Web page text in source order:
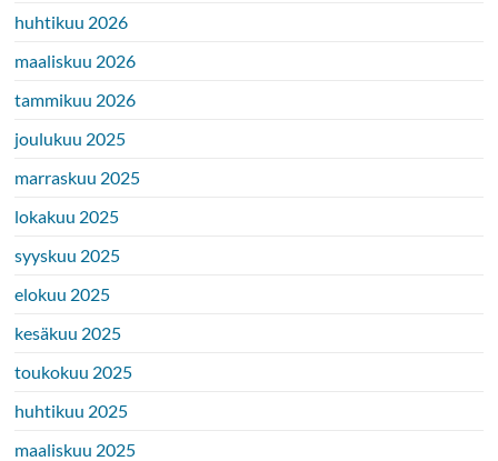
huhtikuu 2026
maaliskuu 2026
tammikuu 2026
joulukuu 2025
marraskuu 2025
lokakuu 2025
syyskuu 2025
elokuu 2025
kesäkuu 2025
toukokuu 2025
huhtikuu 2025
maaliskuu 2025